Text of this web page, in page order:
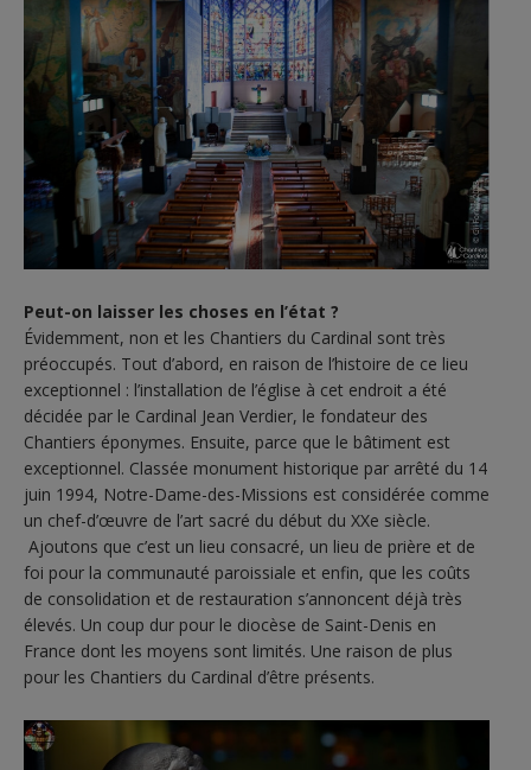
Peut-on laisser les choses en l’état ?
Évidemment, non et les Chantiers du Cardinal sont très
préoccupés. Tout d’abord, en raison de l’histoire de ce lieu
exceptionnel : l’installation de l’église à cet endroit a été
décidée par le Cardinal Jean Verdier, le fondateur des
Chantiers éponymes. Ensuite, parce que le bâtiment est
exceptionnel. Classée monument historique par arrêté du 14
juin 1994, Notre-Dame-des-Missions est considérée comme
un chef-d’œuvre de l’art sacré du début du XXe siècle.
Ajoutons que c’est un lieu consacré, un lieu de prière et de
foi pour la communauté paroissiale et enfin, que les coûts
de consolidation et de restauration s’annoncent déjà très
élevés. Un coup dur pour le diocèse de Saint-Denis en
France dont les moyens sont limités. Une raison de plus
pour les Chantiers du Cardinal d’être présents.